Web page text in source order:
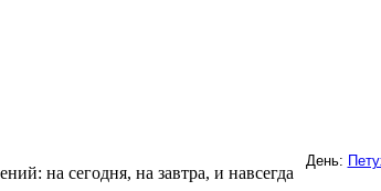
на сегодня, на завтра, и навсегда